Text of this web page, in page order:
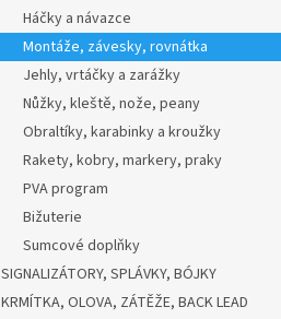
Háčky a návazce
Montáže, závesky, rovnátka
Jehly, vrtáčky a zarážky
Nůžky, kleště, nože, peany
Obraltíky, karabinky a kroužky
Rakety, kobry, markery, praky
PVA program
Bižuterie
Sumcové doplňky
SIGNALIZÁTORY, SPLÁVKY, BÓJKY
KRMÍTKA, OLOVA, ZÁTĚŽE, BACK LEAD